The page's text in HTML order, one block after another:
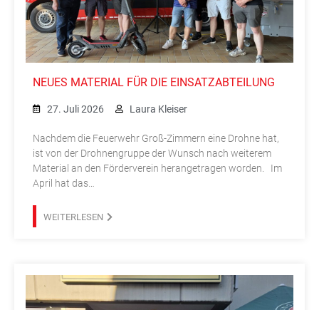
NEUES MATERIAL FÜR DIE EINSATZABTEILUNG
27. Juli 2026 Laura Kleiser
Nachdem die Feuerwehr Groß-Zimmern eine Drohne hat,
ist von der Drohnengruppe der Wunsch nach weiterem
Material an den Förderverein herangetragen worden. Im
April hat das…
WEITERLESEN